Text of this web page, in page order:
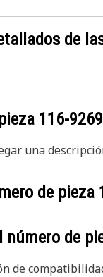
de
116-9269
una
de pieza
número de
de